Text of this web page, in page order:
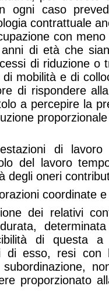
ogni caso
contrattuale
con
di età che
di riduzione o
mobilità e di
di rispondere
a percepire la
di lavoro
del lavoro
degli oneri
coordinate
dei relativi
di questa
esso, resi con
proporzionato